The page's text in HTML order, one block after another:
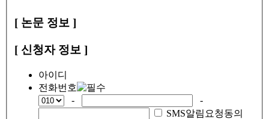
[ 논문 정보 ]
[ 신청자 정보 ]
아이디
전화번호
-
-
SMS알림요청동의